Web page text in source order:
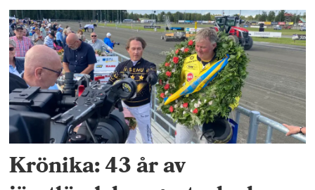
Krönika: 43 år av